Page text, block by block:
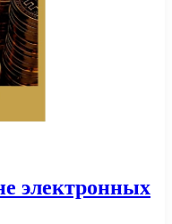
электронных